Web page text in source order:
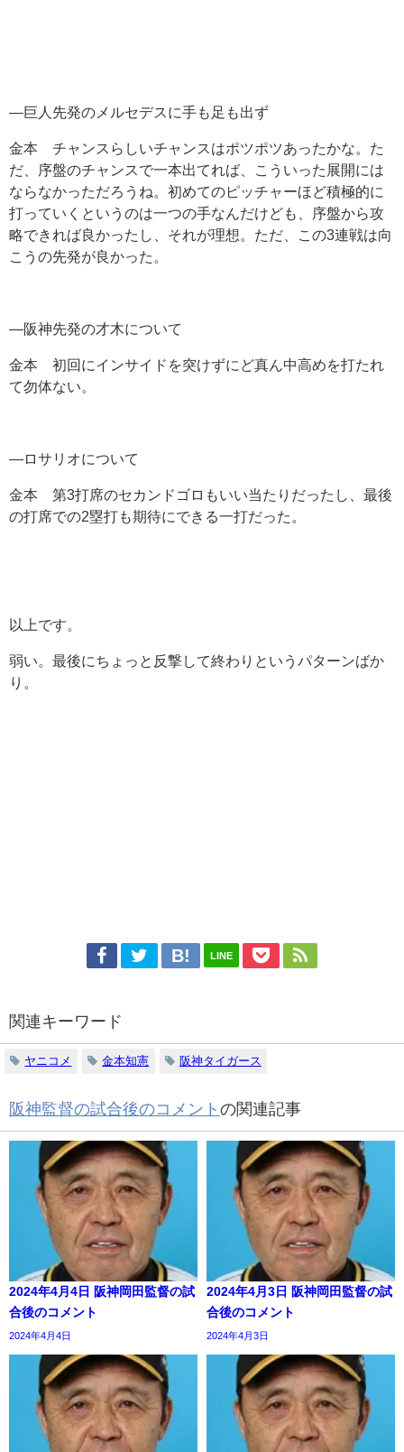
―巨人先発のメルセデスに手も足も出ず
金本 チャンスらしいチャンスはポツポツあったかな。た
だ、序盤のチャンスで一本出てれば、こういった展開には
ならなかっただろうね。初めてのピッチャーほど積極的に
打っていくというのは一つの手なんだけども、序盤から攻
略できれば良かったし、それが理想。ただ、この3連戦は向
こうの先発が良かった。
―阪神先発の才木について
金本 初回にインサイドを突けずにど真ん中高めを打たれ
て勿体ない。
―ロサリオについて
金本 第3打席のセカンドゴロもいい当たりだったし、最後
の打席での2塁打も期待にできる一打だった。
以上です。
弱い。最後にちょっと反撃して終わりというパターンばか
り。
LINE
関連キーワード
ヤニコメ 金本知憲 阪神タイガース
阪神監督の試合後のコメント の関連記事
2024年4月4日 阪神岡田監督の試
合後のコメント
2024年4月4日
2024年4月3日 阪神岡田監督の試
合後のコメント
2024年4月3日